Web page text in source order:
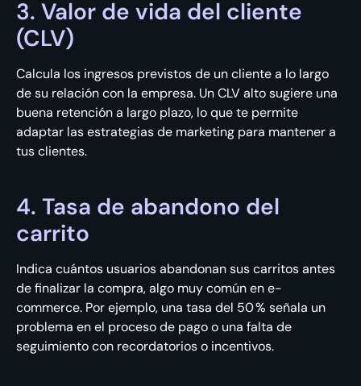
3. Valor de vida del cliente
(CLV)
Calcula los ingresos previstos de un cliente a lo largo
de su relación con la empresa. Un CLV alto sugiere una
buena retención a largo plazo, lo que te permite
adaptar las estrategias de marketing para mantener a
tus clientes.
4. Tasa de abandono del
carrito
Indica cuántos usuarios abandonan sus carritos antes
de finalizar la compra, algo muy común en e-
commerce. Por ejemplo, una tasa del 50 % señala un
problema en el proceso de pago o una falta de
seguimiento con recordatorios o incentivos.